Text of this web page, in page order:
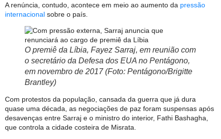
A renúncia, contudo, acontece em meio ao aumento da pressão
internacional sobre o país.
O premiê da Líbia, Fayez Sarraj, em reunião com
o secretário da Defesa dos EUA no Pentágono,
em novembro de 2017 (Foto: Pentágono/Brigitte
Brantley)
Com protestos da população, cansada da guerra que já dura
quase uma década, as negociações de paz foram suspensas após
desavenças entre Sarraj e o ministro do interior, Fathi Bashagha,
que controla a cidade costeira de Misrata.